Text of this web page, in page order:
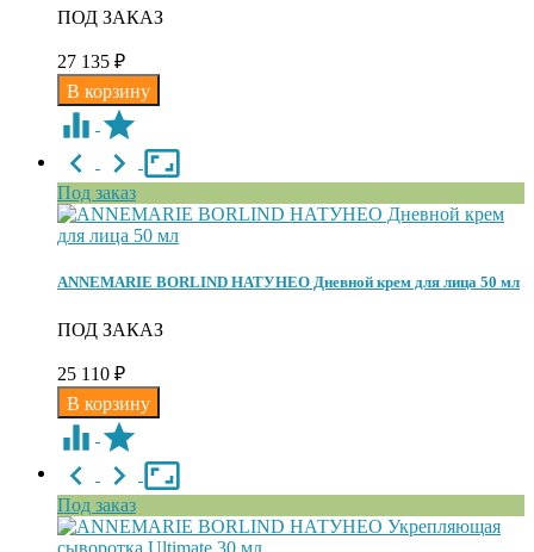
ПОД ЗАКАЗ
27 135 ₽
Под заказ
ANNEMARIE BORLIND НАТУНЕО Дневной крем для лица 50 мл
ПОД ЗАКАЗ
25 110 ₽
Под заказ